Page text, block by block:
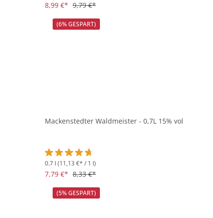
8,99 €* 9,79 €*
(6% GESPART)
Mackenstedter Waldmeister - 0,7L 15% vol
Durchschnittliche Bewertung von 4.6 von 5 Sternen
0.7 l (11,13 €* / 1 l)
7,79 €* 8,33 €*
(5% GESPART)